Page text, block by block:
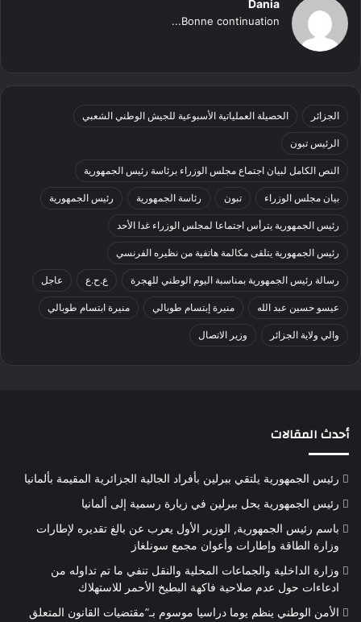
Dania
Bonne continuation...
الجزائر الحصيلة العملياتية الأسبوعية للجيش الوطني الشعبي
الرئيس تبون
النص الكامل لبيان اجتماع مجلس الوزراء برئاسة رئيس الجمهورية
بيان مجلس الوزراء تبون رئاسة الجمهورية رئيس الجمهورية
رئيس الجمهورية يترأس اجتماعا لمجلس الوزراء غدا الأحد
رئيس الجمهورية يتلقى مكالمة هاتفية من نظيره الفرنسي
رسالة رئيس الجمهورية بمناسبة اليوم الوطني للهجرة ع.ح.ع عاجل
عيسو حسين عبد الله منيرة إبتسام طوبالي منيرة ابتسام طوبالي
والي ولاية الجزائر وزير الاتصال
أحدث المقالات
رئيس الجمهورية يلتقي ببرلين بأفراد الجالية الجزائرية المقيمة بألمانيا
رئيس الجمهورية يحل ببرلين في زيارة رسمية إلى ألمانيا
باسم رئيس الجمهورية, الوزير الأول يعرب عن بالغ تقديره لإطارات
وزارة الطاقة وإطارات وأعوان مجمع سونلغاز
وزارة الداخلية والجماعات المحلية والنقل تنفي ما تم تداوله من
ادعاءات حول عدم صلاحية فاكهة البطيخ الأحمر للاستهلاك
الأمن الوطني ينظم يوما دراسيا موسوم بـ”مقتضيات القانون المتعلق